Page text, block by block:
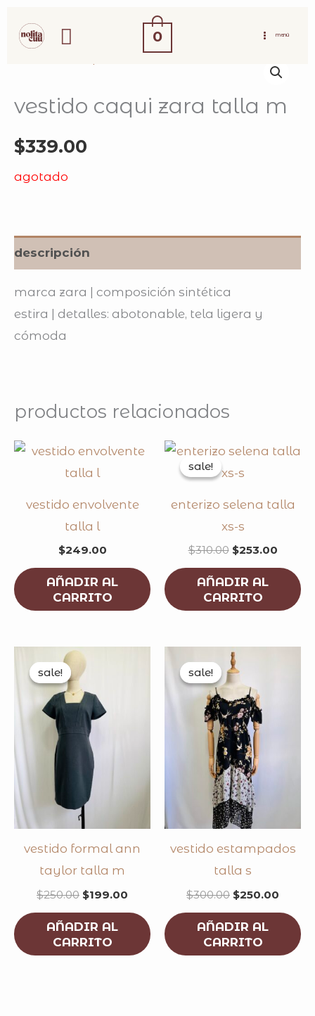
buscar 0 MENÚ
vestido caqui zara talla m
$339.00
agotado
descripción
marca zara | composición sintética
estira | detalles: abotonable, tela ligera y
cómoda
productos relacionados
vestido envolvente
talla l
$249.00
AÑADIR AL
CARRITO
sale!
sale!
enterizo selena talla
xs-s
$310.00
original
price
was:
$253.00
price
AÑADIR AL
CARRITO
sale!
sale!
vestido formal ann
taylor talla m
$250.00
original
price
$250.00.
$199.00
AÑADIR AL
CARRITO
sale!
sale!
vestido estampados
talla s
$300.00
original
price
$300.00.
$250.00
AÑADIR AL
CARRITO